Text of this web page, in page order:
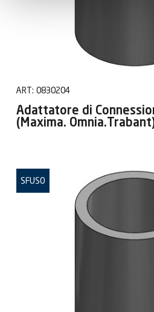
ART: 0830204
Adattatore di
(Maxima.
SFUSO